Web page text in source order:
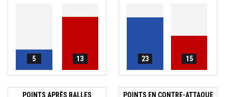
5 13 23 15
POINTS APRÈS BALLES
POINTS EN CONTRE-ATTAQUE